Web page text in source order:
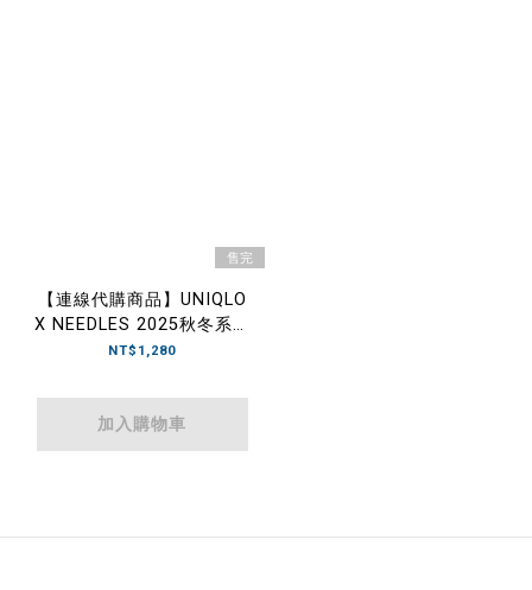
售完
【連線代購商品】UNIQLO
X NEEDLES 2025秋冬系列
刷毛寬褲 三色
NT$1,280
加入購物車